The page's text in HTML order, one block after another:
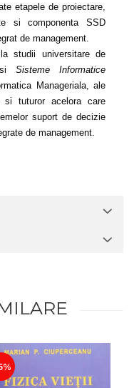
etapele de proiectare,
si componenta SSD
de management.
studii universitare de
Sisteme Informatice
Manageriala, ale
si tuturor acelora care
suport de decizie
de management.